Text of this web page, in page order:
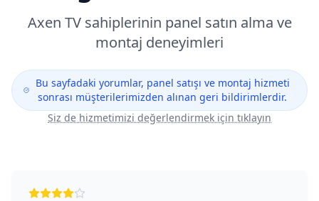
Axen TV sahiplerinin panel satın alma ve
montaj deneyimleri
Bu sayfadaki yorumlar, panel satışı ve montaj hizmeti
sonrası müşterilerimizden alınan geri bildirimlerdir.
Siz de hizmetimizi değerlendirmek için tıklayın